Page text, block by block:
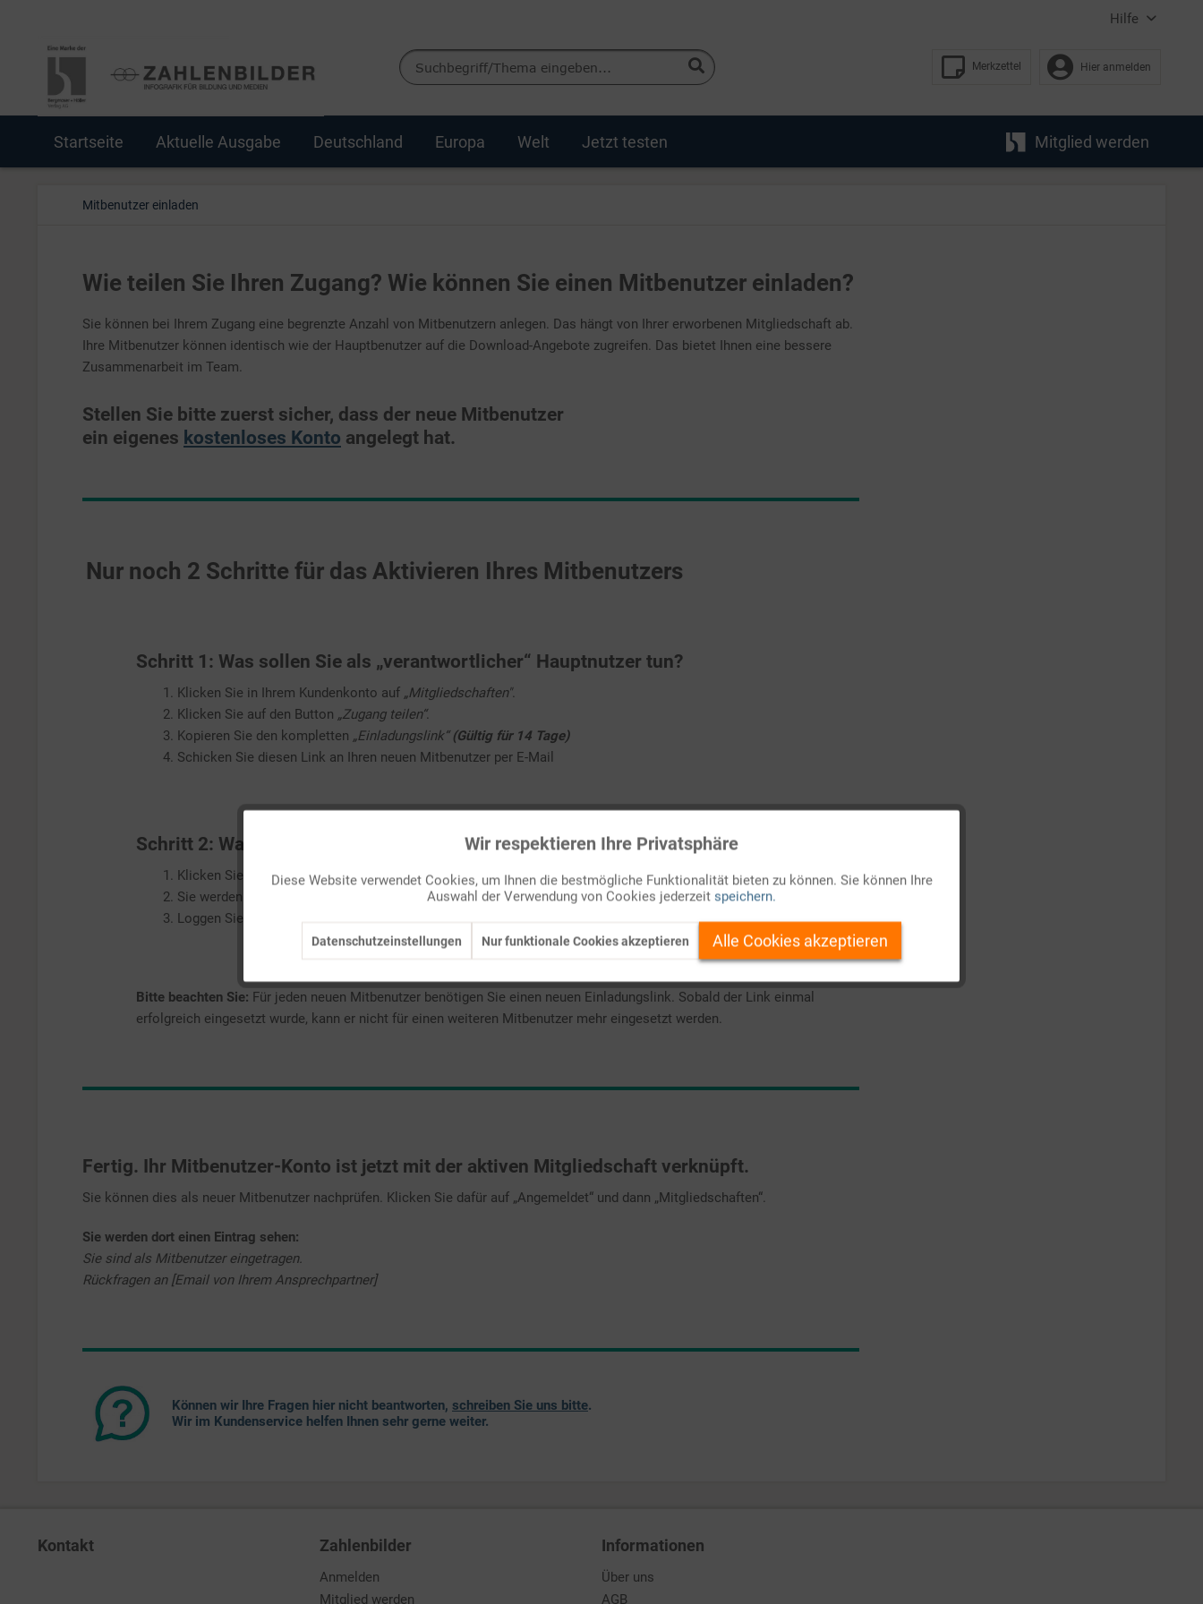
Hilfe
Merkzettel Hier anmelden
Startseite Aktuelle Ausgabe Deutschland Europa Welt Jetzt testen Mitglied werden
Mitbenutzer einladen
Wie teilen Sie Ihren Zugang? Wie können Sie einen Mitbenutzer einladen?
Sie können bei Ihrem Zugang eine begrenzte Anzahl von Mitbenutzern anlegen. Das hängt von Ihrer erworbenen Mitgliedschaft ab.
Ihre Mitbenutzer können identisch wie der Hauptbenutzer auf die Download-Angebote zugreifen. Das bietet Ihnen eine bessere
Zusammenarbeit im Team.
Stellen Sie bitte zuerst sicher, dass der neue Mitbenutzer
ein eigenes kostenloses Konto angelegt hat.
Nur noch 2 Schritte für das Aktivieren Ihres Mitbenutzers
Schritt 1: Was sollen Sie als „verantwortlicher“ Hauptnutzer tun?
1. Klicken Sie in Ihrem Kundenkonto auf „Mitgliedschaften".
2. Klicken Sie auf den Button „Zugang teilen“.
3. Kopieren Sie den kompletten „Einladungslink“(Gültig für 14 Tage)
4. Schicken Sie diesen Link an Ihren neuen Mitbenutzer per E-Mail
Schritt 2: Was soll jetzt der neue Mitbenutzer tun?
1. Klicken Sie innerhalb von 14 Tagenauf den kompletten„Einladungslink“.
2. Sie werden automatisch zur Anmeldeseite geführt.
3. Loggen Sie sich mit Ihren Anmeldedaten ein.
Bitte beachten Sie: Für jeden neuen Mitbenutzer benötigen Sie einen neuen Einladungslink. Sobald der Link einmal
erfolgreich eingesetzt wurde, kann er nicht für einen weiteren Mitbenutzer mehr eingesetzt werden.
Fertig. Ihr Mitbenutzer-Konto ist jetzt mit der aktiven Mitgliedschaft verknüpft.
Sie können dies als neuer Mitbenutzer nachprüfen. Klicken Sie dafür auf „Angemeldet“ und dann „Mitgliedschaften“.
Sie werden dort einen Eintrag sehen:
Sie sind als Mitbenutzer eingetragen.
Rückfragen an [Email von Ihrem Ansprechpartner]
Können wir Ihre Fragen hier nicht beantworten, schreiben Sie uns bitte.
Wir im Kundenservice helfen Ihnen sehr gerne weiter.
Kontakt Zahlenbilder
Anmelden
Mitglied werden
Informationen
Über uns
AGB
Inaktiv
Personalisierung
Wir respektieren Ihre Privatsphäre
Diese Website verwendet Cookies, um Ihnen die bestmögliche Funktionalität bieten zu können. Sie können Ihre
Auswahl der Verwendung von Cookies jederzeit speichern.
Datenschutzeinstellungen Nur funktionale Cookies akzeptieren Alle Cookies akzeptieren